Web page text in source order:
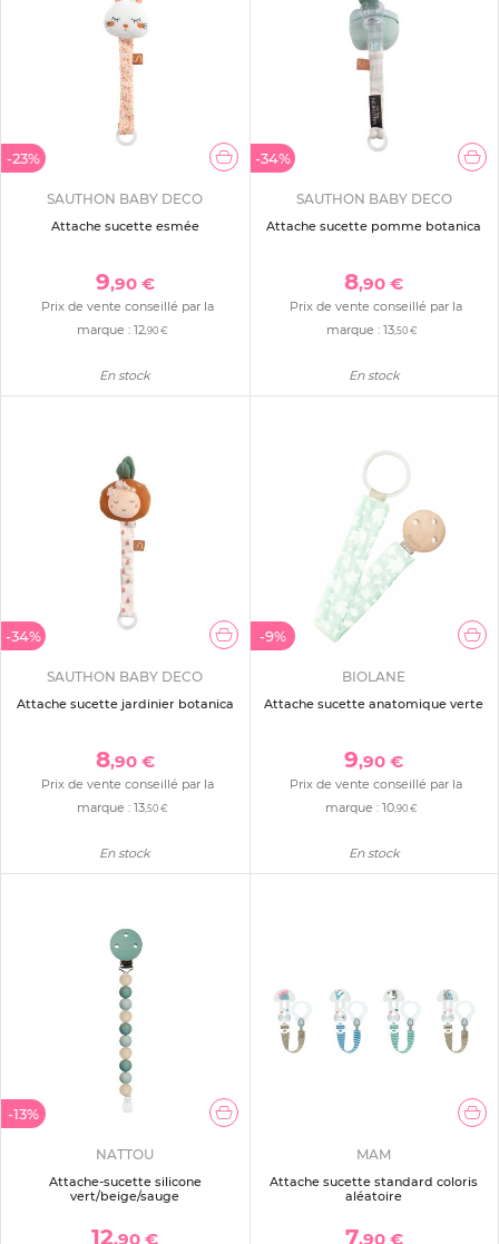
-23%
SAUTHON BABY DECO
Attache sucette esmée
9,90 €
Prix de vente conseillé par la
marque :12,90 €
En stock
-34%
SAUTHON BABY DECO
Attache sucette pomme botanica
8,90 €
Prix de vente conseillé par la
marque : 13,50 €
En stock
-34%
SAUTHON BABY DECO
Attache sucette jardinier botanica
8,90 €
Prix de vente conseillé par la
marque :13,50 €
En stock
-9%
BIOLANE
Attache sucette anatomique verte
9,90 €
Prix de vente conseillé par la
marque :10,90 €
En stock
-13%
NATTOU
Attache-sucette silicone
vert/beige/sauge
12,90 €
MAM
Attache sucette standard coloris
aléatoire
7,90 €